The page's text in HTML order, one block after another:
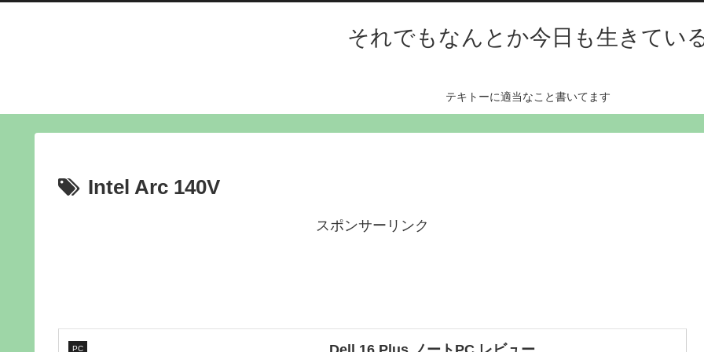
それでもなんとか今日も生きてい
テキトーに適当なこと書いてます
Intel Arc 140V
スポンサーリンク
PC